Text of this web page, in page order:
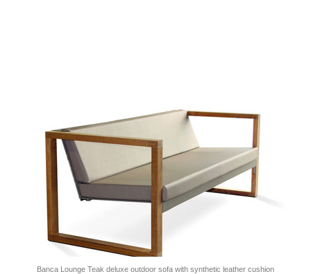
Banca Lounge Teak deluxe outdoor sofa with synthetic leather cushion